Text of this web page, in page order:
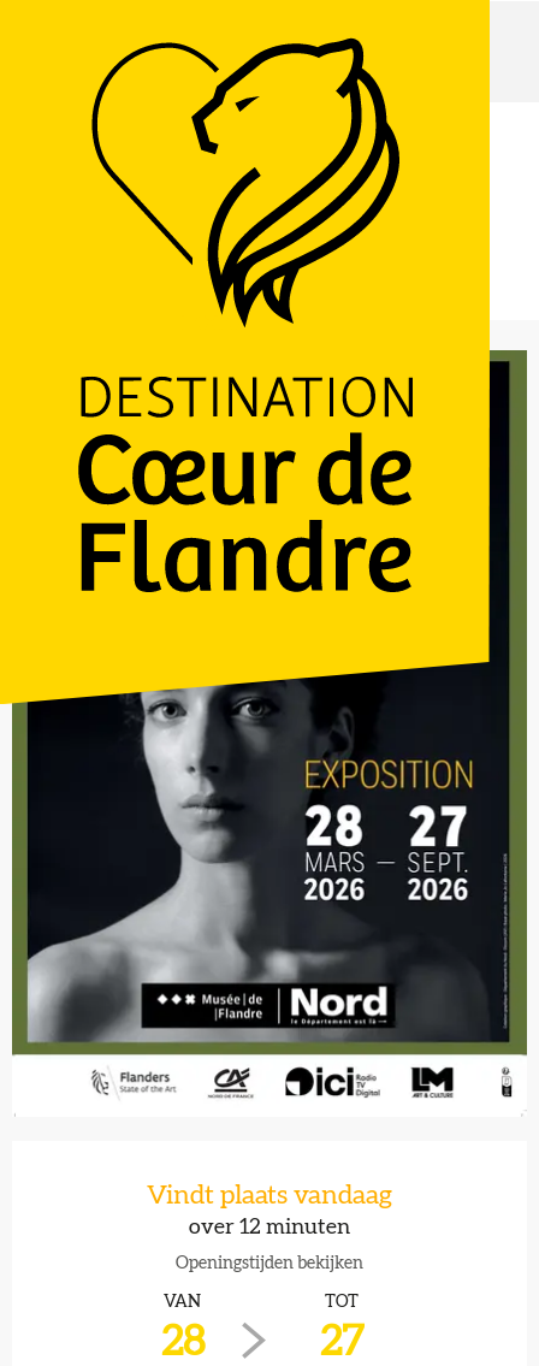
LOGO
Exposition: Marie-Jo Lafontaine: "Tout ange est terrible"
28 maart > 27 september
Exposition: Marie-Jo Lafontaine: "Tout ange est terrible"
26 Grand' Place, 59670 Cassel
Routebeschrijving
Ajouter aux favoris
Vindt plaats vandaag
over 12 minuten
Openingstijden bekijken
VAN
28
TOT
27